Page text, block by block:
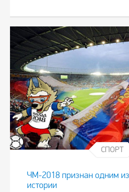
СПОРТ
ЧМ-2018 признан одним
истории